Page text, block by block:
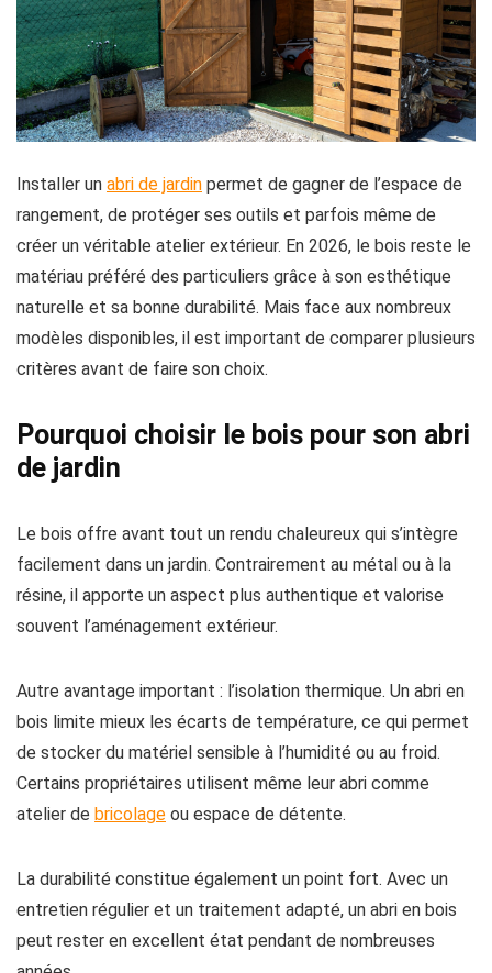
Installer un abri de jardin permet de gagner de l’espace de
rangement, de protéger ses outils et parfois même de
créer un véritable atelier extérieur. En 2026, le bois reste le
matériau préféré des particuliers grâce à son esthétique
naturelle et sa bonne durabilité. Mais face aux nombreux
modèles disponibles, il est important de comparer plusieurs
critères avant de faire son choix.
Pourquoi choisir le bois pour son abri
de jardin
Le bois offre avant tout un rendu chaleureux qui s’intègre
facilement dans un jardin. Contrairement au métal ou à la
résine, il apporte un aspect plus authentique et valorise
souvent l’aménagement extérieur.
Autre avantage important : l’isolation thermique. Un abri en
bois limite mieux les écarts de température, ce qui permet
de stocker du matériel sensible à l’humidité ou au froid.
Certains propriétaires utilisent même leur abri comme
atelier de bricolage ou espace de détente.
La durabilité constitue également un point fort. Avec un
entretien régulier et un traitement adapté, un abri en bois
peut rester en excellent état pendant de nombreuses